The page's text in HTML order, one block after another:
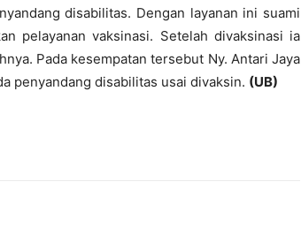
disabilitas. Dengan layanan ini suami
pelayanan vaksinasi. Setelah divaksinasi ia
Pada kesempatan tersebut Ny. Antari Jaya
penyandang disabilitas usai divaksin. (UB)